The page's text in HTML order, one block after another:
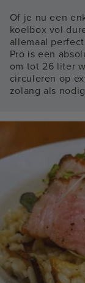
Of je nu een
koelbox vol
allemaal
Pro is een
om tot 26 liter
circuleren op
zolang als